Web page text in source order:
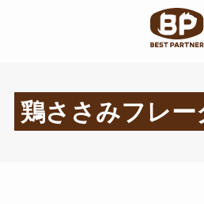
鶏ささみフレー